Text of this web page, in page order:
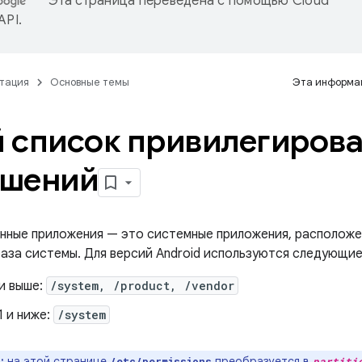
.
Основные темы Эта
приложения — это системные приложения,
системы. Для версий Android используются
выше:
/system, /product, /vendor
и ниже: /system